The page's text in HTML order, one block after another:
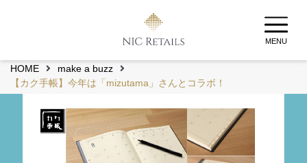
MENU
HOME
make a buzz
【カク手帳】今年は「mizutama」さんとコラボ！